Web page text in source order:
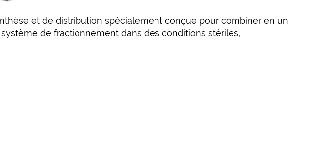
et de distribution spécialement conçue pour combiner en un
de fractionnement dans des conditions stériles,